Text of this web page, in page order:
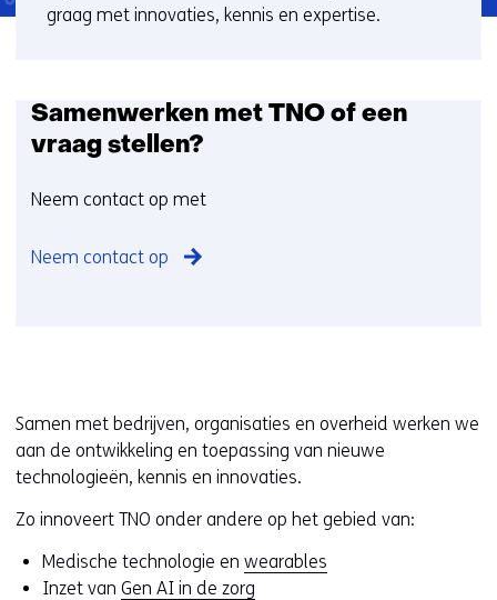
graag met innovaties, kennis en expertise.
e
t
T
N
o
Samenwerken met TNO of een
vraag stellen?
Neem contact op met
Neem contact op
Samen met bedrijven, organisaties en overheid werken we
aan de ontwikkeling en toepassing van nieuwe
technologieën, kennis en innovaties.
Zo innoveert TNO onder andere op het gebied van:
Medische technologie en wearables
Inzet van Gen AI in de zorg